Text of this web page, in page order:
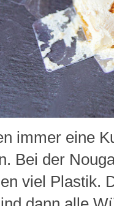
immer eine
Bei der
viel Plastik.